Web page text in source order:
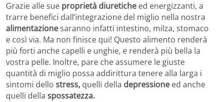
Grazie alle sue proprietà diuretiche ed energizzanti, a
trarre benefici dall’integrazione del miglio nella nostra
alimentazionesaranno infatti intestino, milza, stomaco
e così via. Ma non finisce qui! Questo alimento renderà
più forti anche capelli e unghie, e renderà più bella la
vostra pelle. Inoltre, pare che assumere le giuste
quantità di miglio possa addirittura tenere alla larga i
sintomi dello stress, quelli della depressione ed anche
quelli della spossatezza.